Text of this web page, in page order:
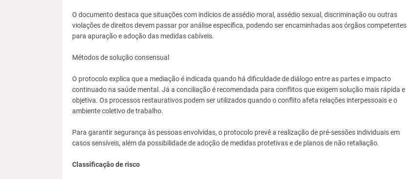
O documento destaca que situações com indícios de assédio moral, assédio sexual, discriminação ou outras
violações de direitos devem passar por análise específica, podendo ser encaminhadas aos órgãos competentes
para apuração e adoção das medidas cabíveis.
Métodos de solução consensual
O protocolo explica que a mediação é indicada quando há dificuldade de diálogo entre as partes e impacto
continuado na saúde mental. Já a conciliação é recomendada para conflitos que exigem solução mais rápida e
objetiva. Os processos restaurativos podem ser utilizados quando o conflito afeta relações interpessoais e o
ambiente coletivo de trabalho.
Para garantir segurança às pessoas envolvidas, o protocolo prevê a realização de pré-sessões individuais em
casos sensíveis, além da possibilidade de adoção de medidas protetivas e de planos de não retaliação.
Classificação de risco